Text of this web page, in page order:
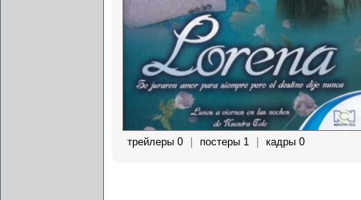
трейлеры 0 постеры 1 кадры 0